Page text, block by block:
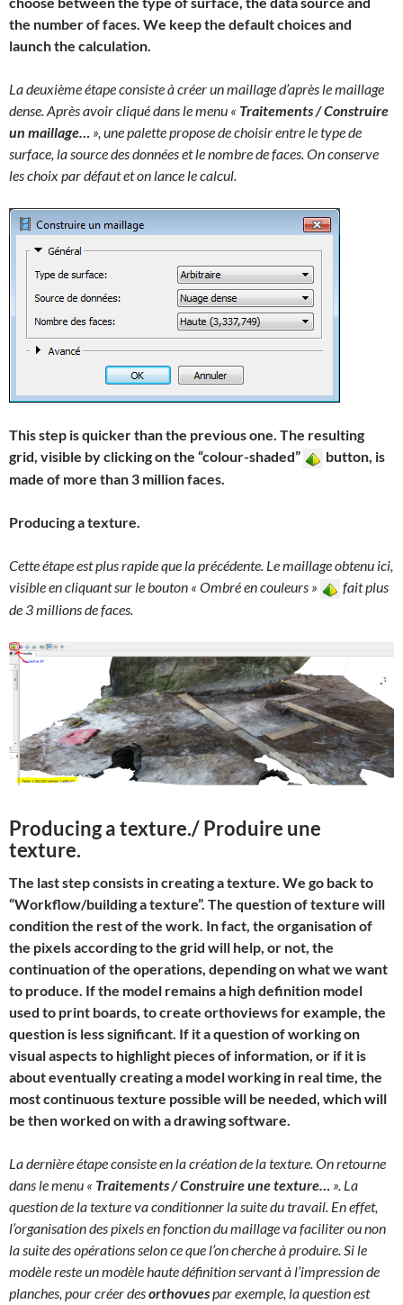
the number of faces. We keep the default choices and
launch the calculation.
La deuxième étape consiste à créer un maillage d’après le maillage
dense. Après avoir cliqué dans le menu « Traitements / Construire
un maillage… », une palette propose de choisir entre le type de
surface, la source des données et le nombre de faces. On conserve
les choix par défaut et on lance le calcul.
This step is quicker than the previous one. The resulting
grid, visible by clicking on the “colour-shaded”
button, is
made of more than 3 million faces.
Producing a texture.
Cette étape est plus rapide que la précédente. Le maillage obtenu ici,
visible en cliquant sur le bouton « Ombré en couleurs »
fait plus
de 3 millions de faces.
Producing a texture./ Produire une
texture.
The last step consists in creating a texture. We go back to
“Workflow/building a texture”. The question of texture will
condition the rest of the work. In fact, the organisation of
the pixels according to the grid will help, or not, the
continuation of the operations, depending on what we want
to produce. If the model remains a high definition model
used to print boards, to create orthoviews for example, the
question is less significant. If it a question of working on
visual aspects to highlight pieces of information, or if it is
about eventually creating a model working in real time, the
most continuous texture possible will be needed, which will
be then worked on with a drawing software.
La dernière étape consiste en la création de la texture. On retourne
dans le menu « Traitements / Construire une texture… ». La
question de la texture va conditionner la suite du travail. En effet,
l’organisation des pixels en fonction du maillage va faciliter ou non
la suite des opérations selon ce que l’on cherche à produire. Si le
modèle reste un modèle haute définition servant à l’impression de
planches, pour créer desorthovuespar exemple, la question est